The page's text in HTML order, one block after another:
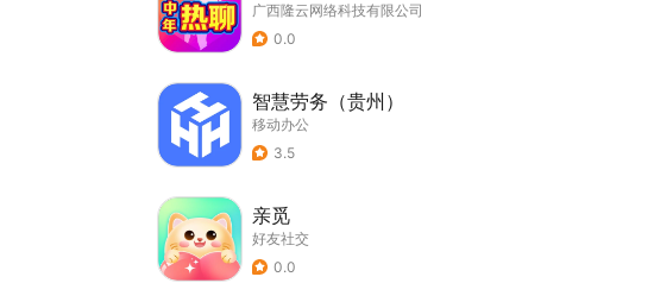
广西隆云网络科技有限公司
0.0
智慧劳务（贵州）
移动办公
3.5
亲觅
好友社交
0.0